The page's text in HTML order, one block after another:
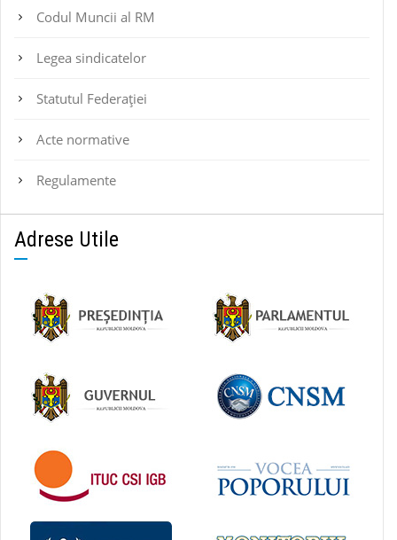
Codul Muncii al RM
Legea sindicatelor
Statutul Federaţiei
Acte normative
Regulamente
Adrese Utile